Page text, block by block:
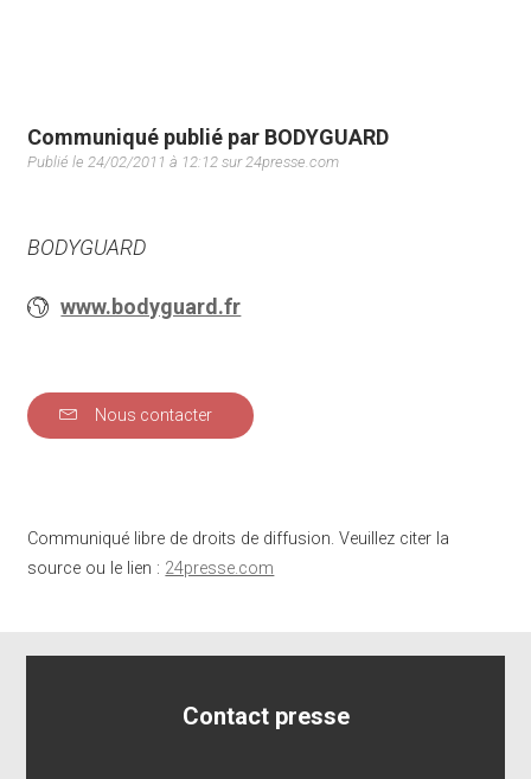
Communiqué publié par BODYGUARD
Publié le 24/02/2011 à 12:12 sur 24presse.com
BODYGUARD
www.bodyguard.fr
Nous contacter
Communiqué libre de droits de diffusion. Veuillez citer la
source ou le lien : 24presse.com
Contact presse